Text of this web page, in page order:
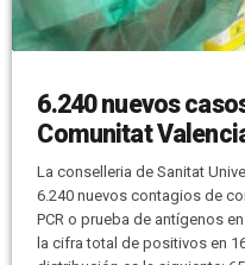
6.240 nuevos
Comunitat
La conselleria de Sanitat
6.240 nuevos contagios de
PCR o prueba de antígenos
la cifra total de positivos en